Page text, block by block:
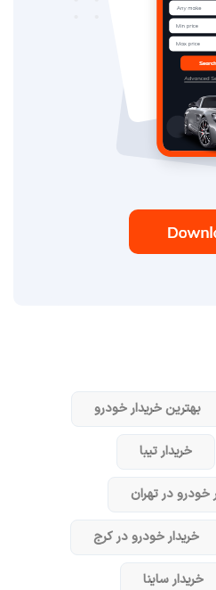
بهترین خریدار خودرو
خریدار تیبا
خودرو در تهران
خریدار خودرو در کرج
خریدار ساینا